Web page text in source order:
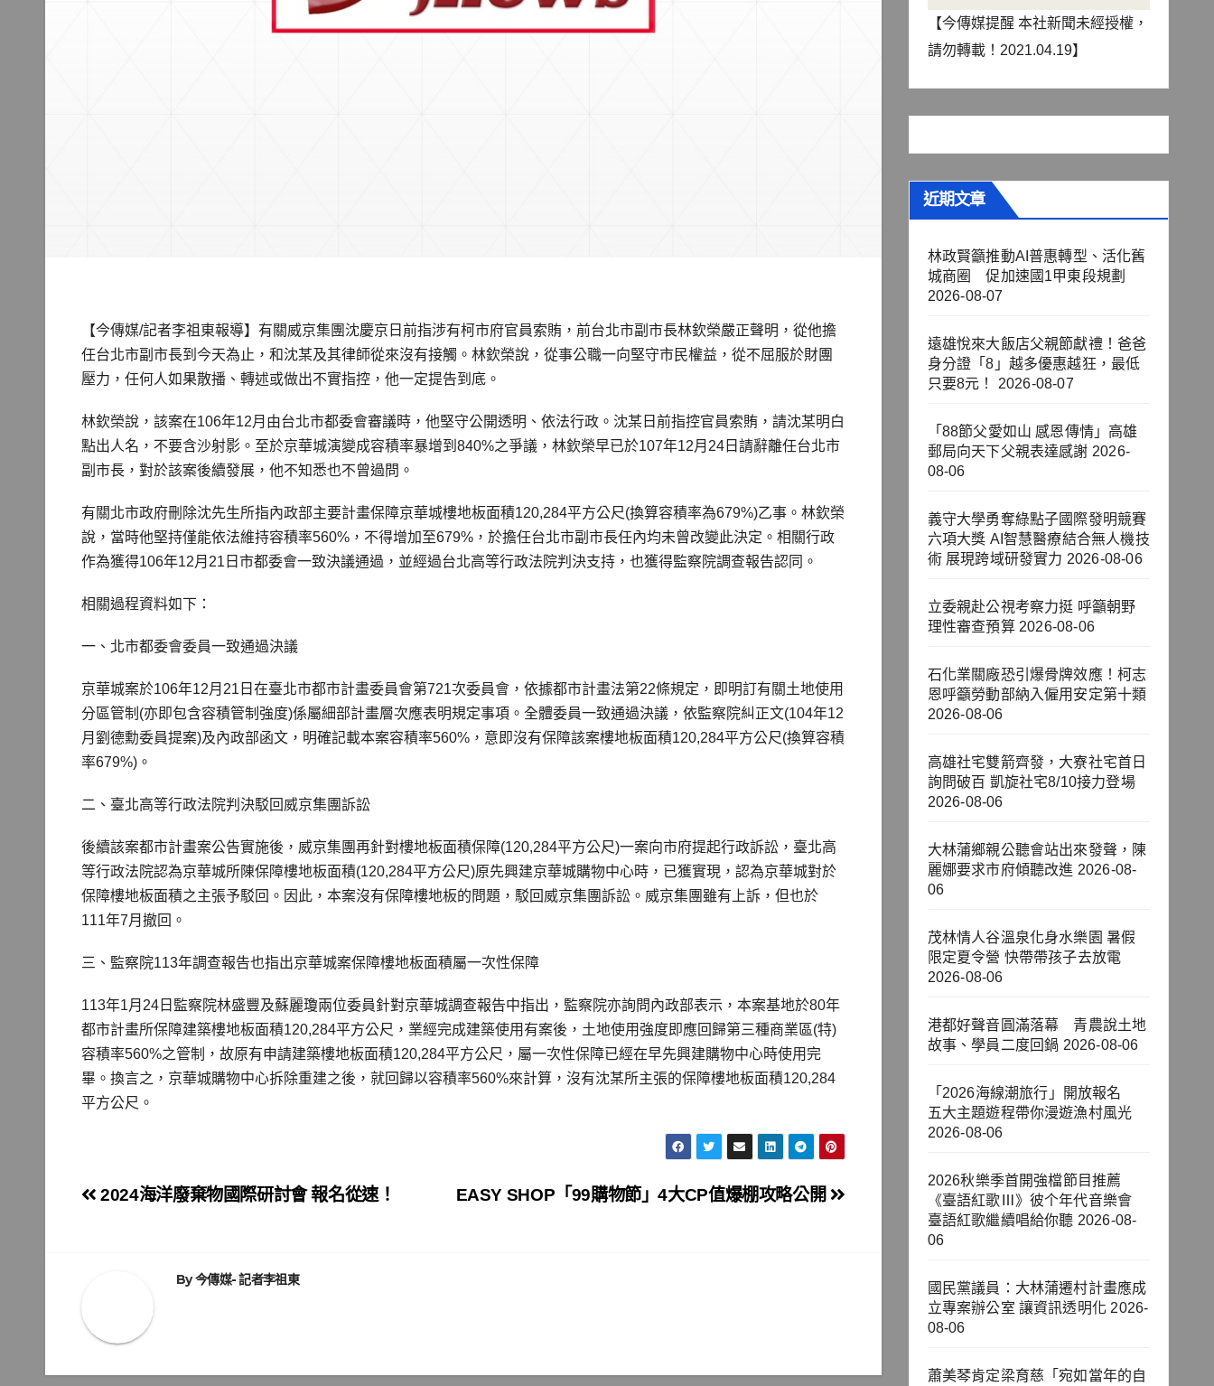
【今傳媒/記者李祖東報導】有關威京集團沈慶京日前指涉有柯市府官員索賄，前台北市副市長林欽榮嚴正聲明，從他擔
任台北市副市長到今天為止，和沈某及其律師從來沒有接觸。林欽榮說，從事公職一向堅守市民權益，從不屈服於財團
壓力，任何人如果散播、轉述或做出不實指控，他一定提告到底。
林欽榮說，該案在106年12月由台北市都委會審議時，他堅守公開透明、依法行政。沈某日前指控官員索賄，請沈某明白
點出人名，不要含沙射影。至於京華城演變成容積率暴增到840%之爭議，林欽榮早已於107年12月24日請辭離任台北市
副市長，對於該案後續發展，他不知悉也不曾過問。
有關北市政府刪除沈先生所指內政部主要計畫保障京華城樓地板面積120,284平方公尺(換算容積率為679%)乙事。林欽榮
說，當時他堅持僅能依法維持容積率560%，不得增加至679%，於擔任台北市副市長任內均未曾改變此決定。相關行政
作為獲得106年12月21日市都委會一致決議通過，並經過台北高等行政法院判決支持，也獲得監察院調查報告認同。
相關過程資料如下：
一、北市都委會委員一致通過決議
京華城案於106年12月21日在臺北市都市計畫委員會第721次委員會，依據都市計畫法第22條規定，即明訂有關土地使用
分區管制(亦即包含容積管制強度)係屬細部計畫層次應表明規定事項。全體委員一致通過決議，依監察院糾正文(104年12
月劉德勳委員提案)及內政部函文，明確記載本案容積率560%，意即沒有保障該案樓地板面積120,284平方公尺(換算容積
率679%)。
二、臺北高等行政法院判決駁回威京集團訴訟
後續該案都市計畫案公告實施後，威京集團再針對樓地板面積保障(120,284平方公尺)一案向市府提起行政訴訟，臺北高
等行政法院認為京華城所陳保障樓地板面積(120,284平方公尺)原先興建京華城購物中心時，已獲實現，認為京華城對於
保障樓地板面積之主張予駁回。因此，本案沒有保障樓地板的問題，駁回威京集團訴訟。威京集團雖有上訴，但也於
111年7月撤回。
三、監察院113年調查報告也指出京華城案保障樓地板面積屬一次性保障
113年1月24日監察院林盛豐及蘇麗瓊兩位委員針對京華城調查報告中指出，監察院亦詢問內政部表示，本案基地於80年
都市計畫所保障建築樓地板面積120,284平方公尺，業經完成建築使用有案後，土地使用強度即應回歸第三種商業區(特)
容積率560%之管制，故原有申請建築樓地板面積120,284平方公尺，屬一次性保障已經在早先興建購物中心時使用完
畢。換言之，京華城購物中心拆除重建之後，就回歸以容積率560%來計算，沒有沈某所主張的保障樓地板面積120,284
平方公尺。
文
覽
EASY SHOP「99購物節」4大CP值爆棚攻略公開
2024海洋廢棄物國際研討會 報名從速！
By今傳媒- 記者李祖東
【今傳媒提醒 本社新聞未經授權，
請勿轉載！2021.04.19】
近期文章
林政賢籲推動AI普惠轉型、活化舊
城商圈 促加速國1甲東段規劃
2026-08-07
遠雄悅來大飯店父親節獻禮！爸爸
身分證「8」越多優惠越狂，最低
只要8元！
2026-08-07
「88節父愛如山 感恩傳情」高雄
郵局向天下父親表達感謝 2026-
08-06
義守大學勇奪綠點子國際發明競賽
六項大獎 AI智慧醫療結合無人機技
術 展現跨域研發實力 2026-08-06
立委親赴公視考察力挺 呼籲朝野
理性審查預算 2026-08-06
石化業關廠恐引爆骨牌效應！柯志
恩呼籲勞動部納入僱用安定第十類
2026-08-06
高雄社宅雙箭齊發，大寮社宅首日
詢問破百 凱旋社宅8/10接力登場
2026-08-06
大林蒲鄉親公聽會站出來發聲，陳
麗娜要求市府傾聽改進 2026-08-
06
茂林情人谷溫泉化身水樂園 暑假
限定夏令營 快帶帶孩子去放電
2026-08-06
港都好聲音圓滿落幕 青農說土地
故事、學員二度回鍋 2026-08-06
「2026海線潮旅行」開放報名
五大主題遊程帶你漫遊漁村風光
2026-08-06
2026秋樂季首開強檔節目推薦
《臺語紅歌Ⅲ》彼个年代音樂會
臺語紅歌繼續唱給你聽 2026-08-
06
國民黨議員：大林蒲遷村計畫應成
立專案辦公室 讓資訊透明化 2026-
08-06
蕭美琴肯定梁育慈「宛如當年的自